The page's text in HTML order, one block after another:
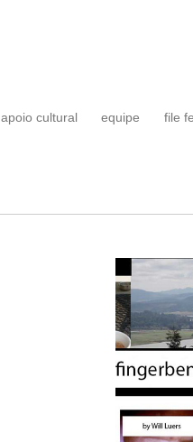
apoio cultural equipe file